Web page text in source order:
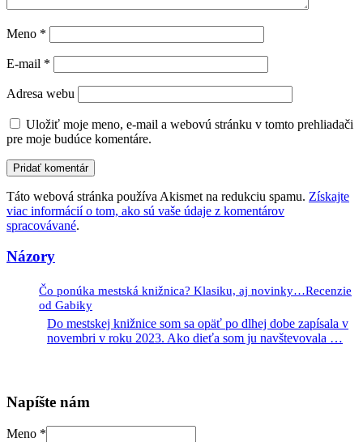
Meno *
E-mail *
Adresa webu
Uložiť moje meno, e-mail a webovú stránku v tomto prehliadači
pre moje budúce komentáre.
Táto webová stránka používa Akismet na redukciu spamu. Získajte
viac informácií o tom, ako sú vaše údaje z komentárov
spracovávané.
Názory
Čo ponúka mestská knižnica? Klasiku, aj novinky…Recenzie
od Gabiky
Do mestskej knižnice som sa opäť po dlhej dobe zapísala v
novembri v roku 2023. Ako dieťa som ju navštevovala …
Napíšte nám
Meno *